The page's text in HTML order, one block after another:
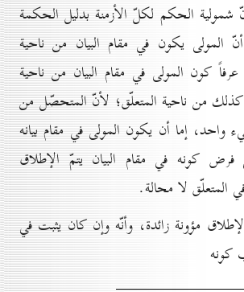
الحكم لكلّ الأزمنة بدليل الحكمة
المولى يكون في مقام البيان من ناحية
كون المولى في مقام البيان من ناحية
من ناحية المتعلّق؛ لأنّ المتحصّل من
واحد، إما أن يكون المولى في مقام بيانه
كونه في مقام البيان يتمّ الإطلاق
لا محالة.
مؤونة زائدة، وأنّه وإن كان يثبت في
كونه